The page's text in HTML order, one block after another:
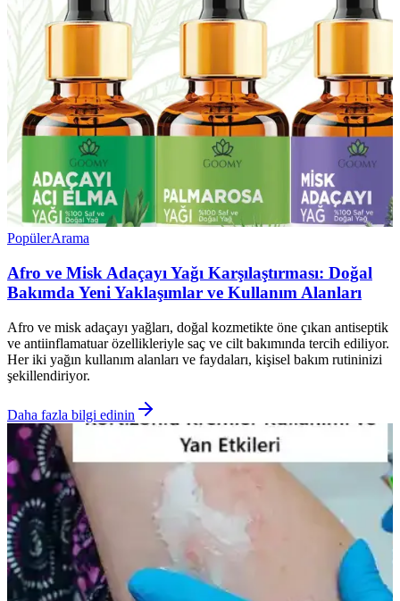
PopülerArama
Afro ve Misk Adaçayı Yağı Karşılaştırması: Doğal
Bakımda Yeni Yaklaşımlar ve Kullanım Alanları
Afro ve misk adaçayı yağları, doğal kozmetikte öne çıkan antiseptik
ve antiinflamatuar özellikleriyle saç ve cilt bakımında tercih ediliyor.
Her iki yağın kullanım alanları ve faydaları, kişisel bakım rutininizi
şekillendiriyor.
Daha fazla bilgi edinin